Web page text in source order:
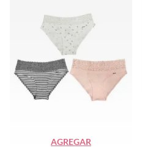
AGREGAR